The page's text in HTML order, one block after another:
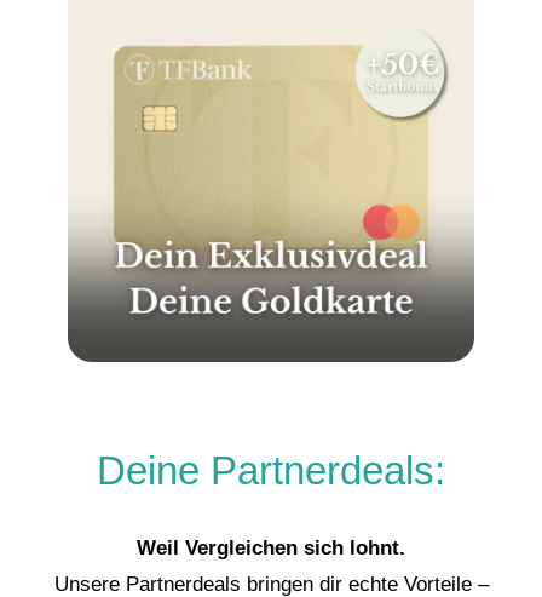
Deine Partnerdeals:
Weil Vergleichen sich lohnt.
Unsere Partnerdeals bringen dir echte Vorteile –